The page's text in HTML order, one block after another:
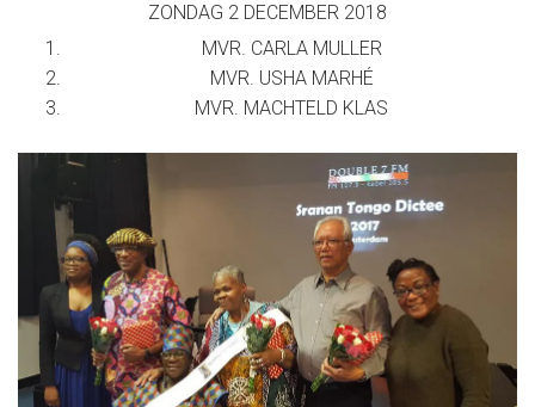
ZONDAG 2 DECEMBER 2018
MVR. CARLA MULLER
MVR. USHA MARHÉ
MVR. MACHTELD KLAS